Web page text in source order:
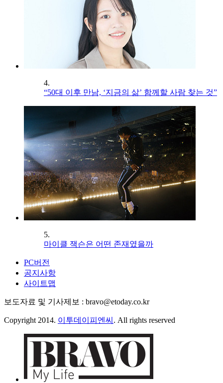
4.
“50대 이후 만남, ‘지금의 삶’ 함께할 사람 찾는 것”
5.
마이클 잭슨은 어떤 존재였을까
PC버전
공지사항
사이트맵
보도자료 및 기사제보 : bravo@etoday.co.kr
Copyright 2014. 이투데이피엔씨 . All rights reserved